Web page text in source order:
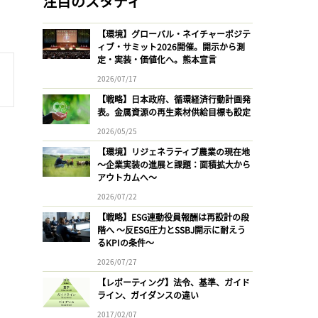
【環境】グローバル・ネイチャーポジテ
ィブ・サミット2026開催。開示から測
定・実装・価値化へ。熊本宣言
2026/07/17
【戦略】日本政府、循環経済行動計画発
表。金属資源の再生素材供給目標も設定
2026/05/25
【環境】リジェネラティブ農業の現在地
〜企業実装の進展と課題：面積拡大から
アウトカムへ〜
2026/07/22
【戦略】ESG連動役員報酬は再設計の段
階へ 〜反ESG圧力とSSBJ開示に耐えう
るKPIの条件〜
2026/07/27
【レポーティング】法令、基準、ガイド
ライン、ガイダンスの違い
2017/02/07